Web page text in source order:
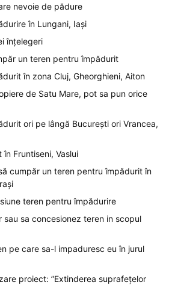
nevoie de pădure
în Lungani, Iași
înțelegeri
un teren pentru împădurit
în zona Cluj, Gheorghieni, Aiton
de Satu Mare, pot sa pun orice
ori pe lângă București ori Vrancea,
Fruntiseni, Vaslui
cumpăr un teren pentru împădurit în
teren pentru împădurire
sau sa concesionez teren in scopul
pe care sa-l impaduresc eu în jurul
proiect: ”Extinderea suprafețelor